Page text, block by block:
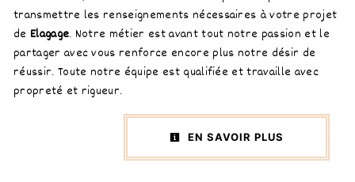
transmettre les renseignements nécessaires à votre projet
de Elagage. Notre métier est avant tout notre passion et le
partager avec vous renforce encore plus notre désir de
réussir. Toute notre équipe est qualifiée et travaille avec
propreté et rigueur.
EN SAVOIR PLUS